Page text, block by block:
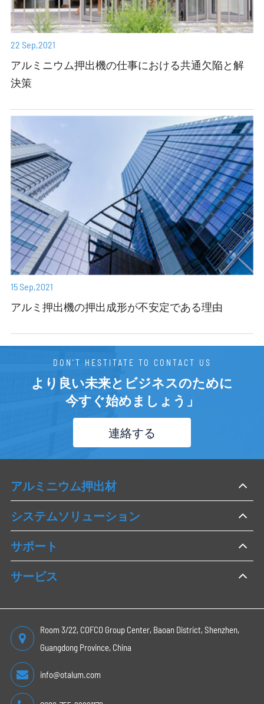
22 Sep,2021
アルミニウム押出機の仕事における共通欠陥と解
決策
15 Sep,2021
アルミ押出機の押出成形が不安定である理由
DON'T HESTITATE TO CONTACT US
より良い未来とビジネスのために
今すぐ始めましょう」
連絡する
アルミニウム押出材
システムソリューション
サポート
サービス
Room 3/22, COFCO Group Center, Baoan District, Shenzhen,
Guangdong Province, China
info@otalum.com